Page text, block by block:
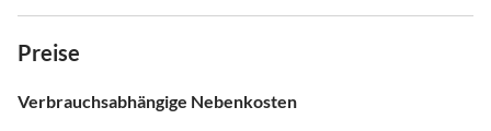
Preise
Verbrauchsabhängige Nebenkosten